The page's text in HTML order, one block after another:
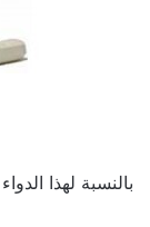
بالنسبة لهذا